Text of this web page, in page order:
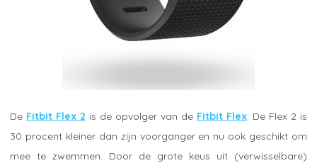
De Fitbit Flex 2 is de opvolger van de Fitbit Flex. De Flex 2 is
30 procent kleiner dan zijn voorganger en nu ook geschikt om
mee te zwemmen. Door de grote keus uit (verwisselbare)